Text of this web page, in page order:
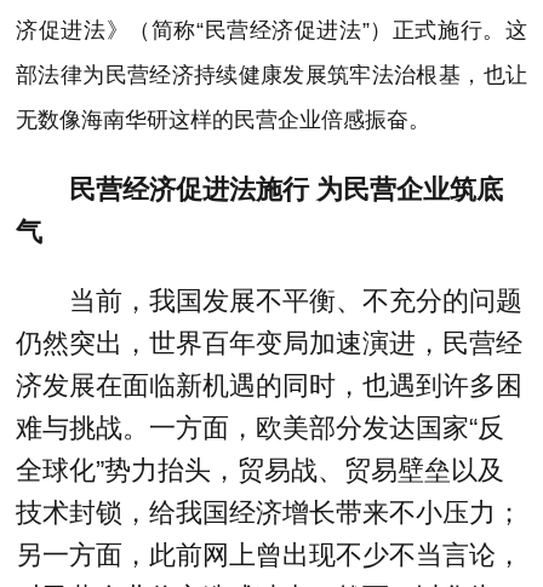
济促进法》（简称“民营经济促进法”）正式施行。这
部法律为民营经济持续健康发展筑牢法治根基，也让
无数像海南华研这样的民营企业倍感振奋。
民营经济促进法施行 为民营企业筑底
气
当前，我国发展不平衡、不充分的问题
仍然突出，世界百年变局加速演进，民营经
济发展在面临新机遇的同时，也遇到许多困
难与挑战。一方面，欧美部分发达国家“反
全球化”势力抬头，贸易战、贸易壁垒以及
技术封锁，给我国经济增长带来不小压力；
另一方面，此前网上曾出现不少不当言论，